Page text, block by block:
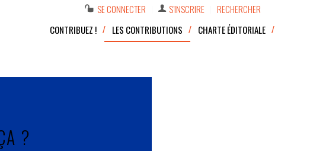
SE CONNECTER S’INSCRIRE
RECHERCHER
CONTRIBUEZ !
LES CONTRIBUTIONS CHARTE ÉDITORIALE
?